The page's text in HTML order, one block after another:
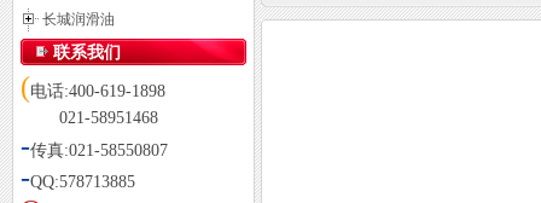
长城润滑油
联系我们
(电话:400-619-1898
021-58951468
-传真:021-58550807
-QQ:578713885